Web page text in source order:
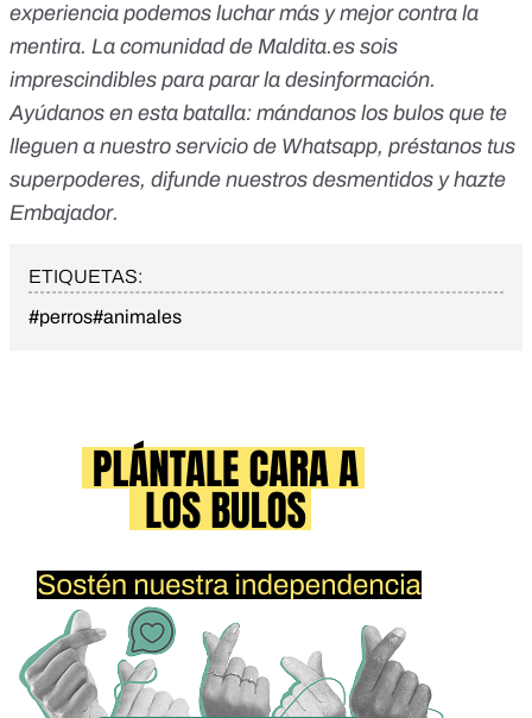
experiencia podemos luchar más y mejor contra la
mentira. La comunidad de Maldita.es sois
imprescindibles para parar la desinformación.
Ayúdanos en esta batalla: mándanos los bulos que te
lleguen a nuestro servicio de Whatsapp, préstanos tus
superpoderes, difunde nuestros desmentidos yhazte
Embajador.
ETIQUETAS:
#perros#animales